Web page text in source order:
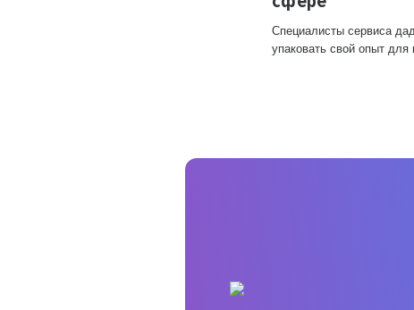
Специалисты сервиса
упаковать свой опыт для